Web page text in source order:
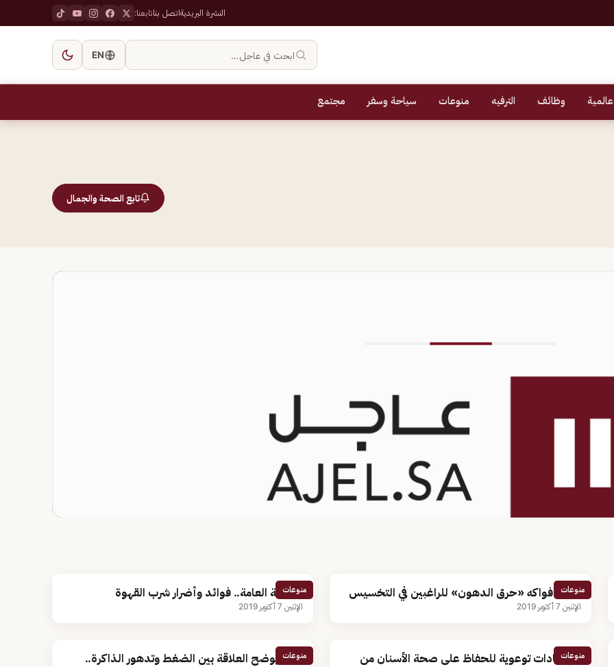
النشرة البريديةاتصل بناتابعنا:
ابحث في عاجل… EN
وظائف الترفيه منوعات سياحة وسفر مجتمع
تابع الصحة والجمال
منوعات
أقوى فواكه «حرق الدهون» للراغبين في التخسيس
الإثنين 7 أكتوبر 2019
منوعات
للصحة العامة.. فوائد وأضرار شرب القهوة
الإثنين 7 أكتوبر 2019
منوعات7 إرشادات توعوية للحفاظ على صحة الأسنان من
منوعات
النمر يوضح العلاقة بين الضغط وتدهور الذاكرة..